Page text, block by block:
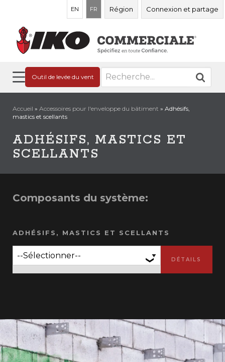
EN FR Région Connexion et partage
Outil de levée du vent
Recherche
de
Accueil » Accessoires pour l'enveloppe du bâtiment » Adhésifs,
mastics et scellants
ADHÉSIFS, MASTICS ET
SCELLANTS
Composants du système:
ADHÉSIFS, MASTICS ET SCELLANTS